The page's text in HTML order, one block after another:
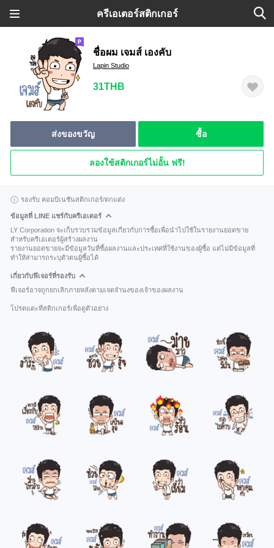
ครีเอเตอร์สติกเกอร์
ชื่อผม เจมส์ เองคับ
Lapin Studio
31THB
ส่งของขวัญ ซื้อ
ลองใช้สติกเกอร์ไม่อั้น ฟรี!
รองรับ คอมบิเนชันสติกเกอร์/ตกแต่ง
ข้อมูลที่ LINE แชร์กับครีเอเตอร์
LY Corporation จะเก็บรวบรวมข้อมูลเกี่ยวกับการซื้อเพื่อนำไปใช้ในรายงานยอดขาย
สำหรับครีเอเตอร์ผู้สร้างผลงาน
รายงานยอดขายจะมีข้อมูลวันที่ซื้อผลงานและประเทศที่ใช้งานของผู้ซื้อ แต่ไม่มีข้อมูลที่
ทำให้สามารถระบุตัวตนผู้ซื้อได้
เกี่ยวกับฟีเจอร์ที่รองรับ
ฟีเจอร์อาจถูกยกเลิกภายหลังตามเจตจำนงของเจ้าของผลงาน
โปรดแตะที่สติกเกอร์เพื่อดูตัวอย่าง